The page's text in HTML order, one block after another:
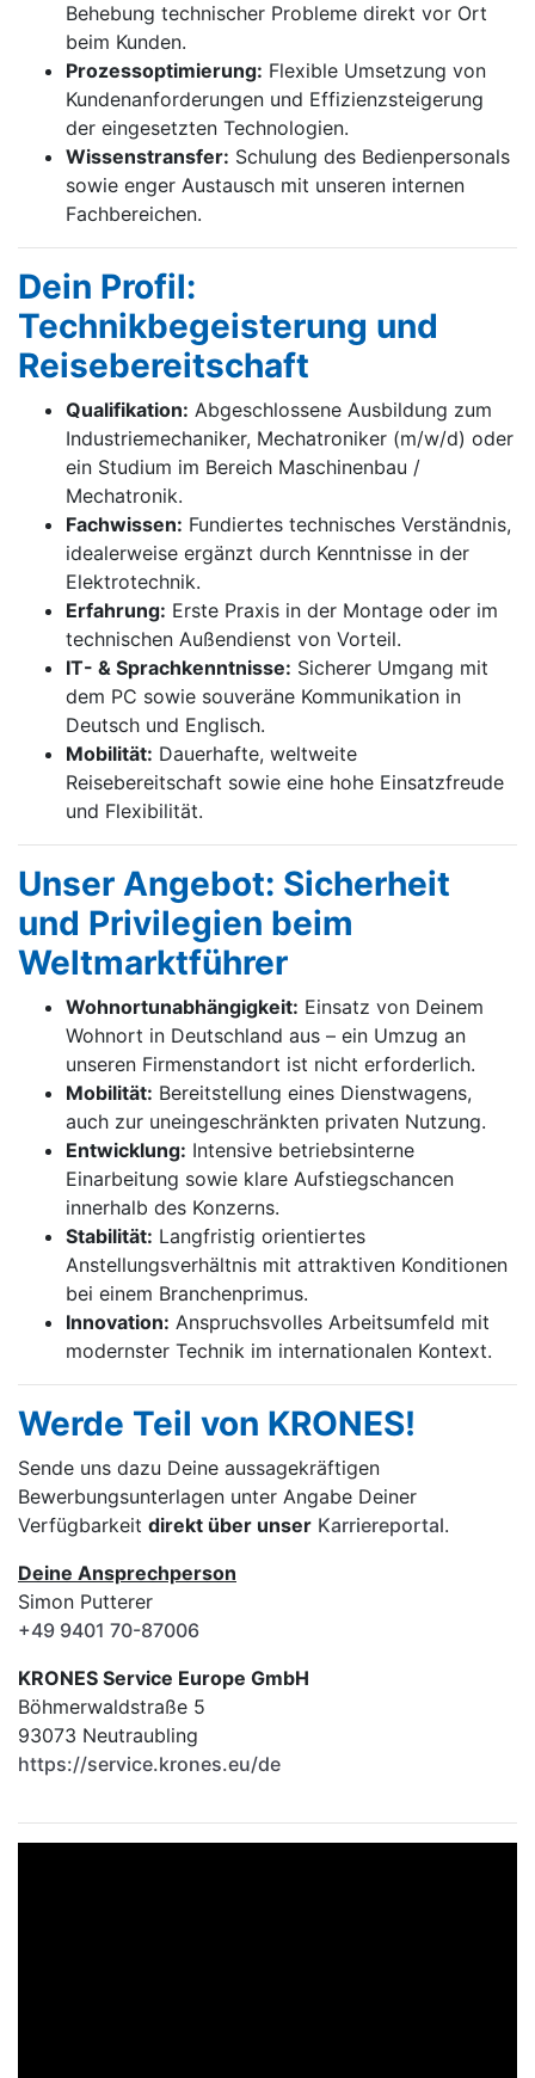
Behebung technischer Probleme direkt vor Ort
beim Kunden.
Prozessoptimierung: Flexible Umsetzung von
Kundenanforderungen und Effizienzsteigerung
der eingesetzten Technologien.
Wissenstransfer: Schulung des Bedienpersonals
sowie enger Austausch mit unseren internen
Fachbereichen.
Dein Profil:
Technikbegeisterung und
Reisebereitschaft
Qualifikation: Abgeschlossene Ausbildung zum
Industriemechaniker, Mechatroniker (m/w/d) oder
ein Studium im Bereich Maschinenbau /
Mechatronik.
Fachwissen: Fundiertes technisches Verständnis,
idealerweise ergänzt durch Kenntnisse in der
Elektrotechnik.
Erfahrung: Erste Praxis in der Montage oder im
technischen Außendienst von Vorteil.
IT- & Sprachkenntnisse: Sicherer Umgang mit
dem PC sowie souveräne Kommunikation in
Deutsch und Englisch.
Mobilität: Dauerhafte, weltweite
Reisebereitschaft sowie eine hohe Einsatzfreude
und Flexibilität.
Unser Angebot: Sicherheit
und Privilegien beim
Weltmarktführer
Wohnortunabhängigkeit: Einsatz von Deinem
Wohnort in Deutschland aus – ein Umzug an
unseren Firmenstandort ist nicht erforderlich.
Mobilität: Bereitstellung eines Dienstwagens,
auch zur uneingeschränkten privaten Nutzung.
Entwicklung: Intensive betriebsinterne
Einarbeitung sowie klare Aufstiegschancen
innerhalb des Konzerns.
Stabilität: Langfristig orientiertes
Anstellungsverhältnis mit attraktiven Konditionen
bei einem Branchenprimus.
Innovation: Anspruchsvolles Arbeitsumfeld mit
modernster Technik im internationalen Kontext.
Werde Teil von KRONES!
Sende uns dazu Deine aussage­kräftigen
Bewerbungsunterlagen unter Angabe Deiner
Verfügbarkeit direkt über unser Karriereportal.
Deine Ansprechperson
Simon Putterer
+49 9401 70-87006
KRONES Service Europe GmbH
Böhmerwaldstraße 5
93073 Neutraubling
https://service.krones.eu/de